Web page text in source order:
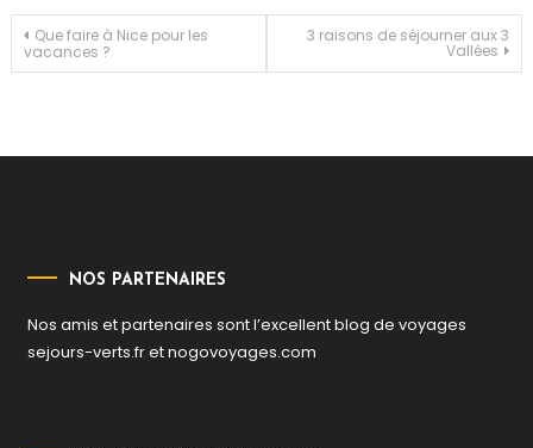
Navigation
l’article
Que faire à Nice pour les
vacances ?
3 raisons de séjourner aux 3
Vallées
NOS PARTENAIRES
Nos amis et partenaires sont l’excellent blog de voyages
sejours-verts.fretnogovoyages.com